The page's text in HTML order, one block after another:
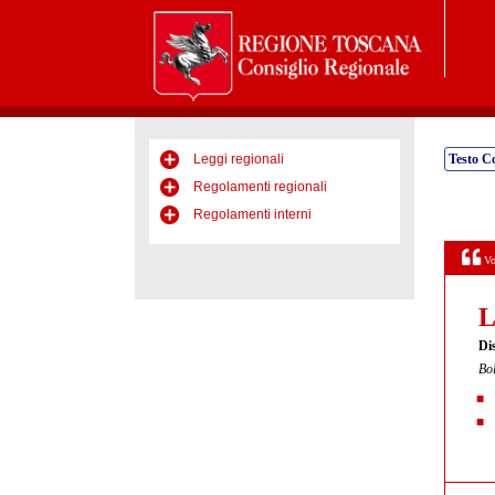
Leggi regionali
Regolamenti regionali
Regolamenti interni
Testo